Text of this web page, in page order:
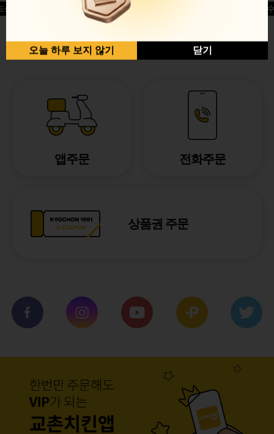
글윙
반반순살[레드+허니]
허니옥
앱주문 전화주문
상품권 주문
오늘 하루 보지 않기 닫기